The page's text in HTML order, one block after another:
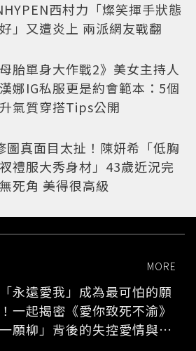
西村力「燦笑揮手狀態
」又遭炎上 兩派網友戰翻
母胎單身大作戰2》美女主持人
娜IG私服更是約會範本：5個
氣質穿搭Tips公開
圖真面目太扯！陳妍希「低胸
禮服大秀身材」43歲近況完
死角 美得很高級
MORE
永遠愛我」成為最可怕的願
一起揭密《愛你致死不渝》
一願柳」背後的失控愛情與爆